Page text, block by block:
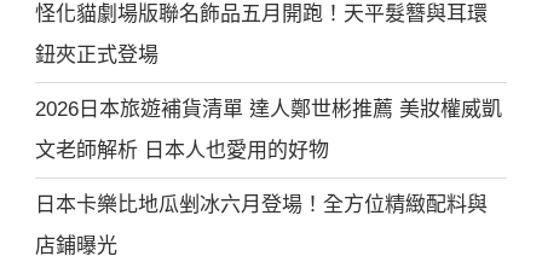
怪化貓劇場版聯名飾品五月開跑！天平髮簪與耳環
鈕夾正式登場
2026日本旅遊補貨清單 達人鄭世彬推薦 美妝權威凱
文老師解析 日本人也愛用的好物
日本卡樂比地瓜剉冰六月登場！全方位精緻配料與
店鋪曝光